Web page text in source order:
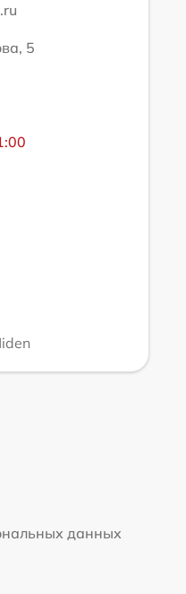
5
данных